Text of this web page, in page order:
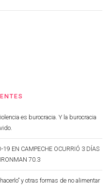
es burocracia. Y la burocracia
19 EN CAMPECHE OCURRIÓ 3 DÍAS
70.3
y otras formas de no alimentar